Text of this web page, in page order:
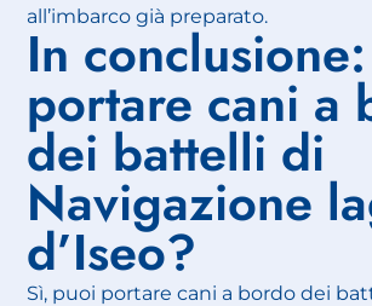
all’imbarco già preparato.
In
portare cani a
dei battelli di
Navigazione
d’Iseo?
Sì, puoi portare cani a bordo dei